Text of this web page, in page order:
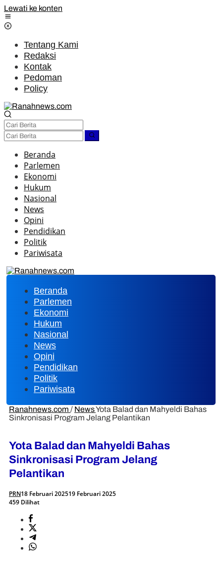
Lewati ke konten
Tentang Kami
Redaksi
Kontak
Pedoman
Policy
Beranda
Parlemen
Ekonomi
Hukum
Nasional
News
Opini
Pendidikan
Politik
Pariwisata
Beranda
Parlemen
Ekonomi
Hukum
Nasional
News
Opini
Pendidikan
Politik
Pariwisata
Ranahnews.com / NewsYota Balad dan Mahyeldi Bahas
Sinkronisasi Program Jelang Pelantikan
Yota Balad dan Mahyeldi Bahas
Sinkronisasi Program Jelang
Pelantikan
PRN18 Februari 202519 Februari 2025
459 Dilihat